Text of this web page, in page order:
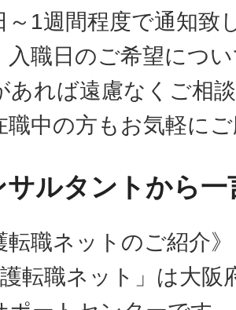
1週間程度で通知致
職日のご希望につ
あれば遠慮なくご相
中の方もお気軽に
サルタントから一
転職ネットのご紹介》
転職ネット」は大阪